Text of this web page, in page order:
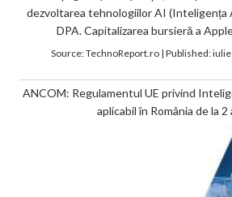
dezvoltarea tehnologiilor AI (Inteligența
DPA. Capitalizarea bursieră a
Source:TechnoReport.ro| Published:iulie
ANCOM: Regulamentul UE privind
aplicabil în România de la